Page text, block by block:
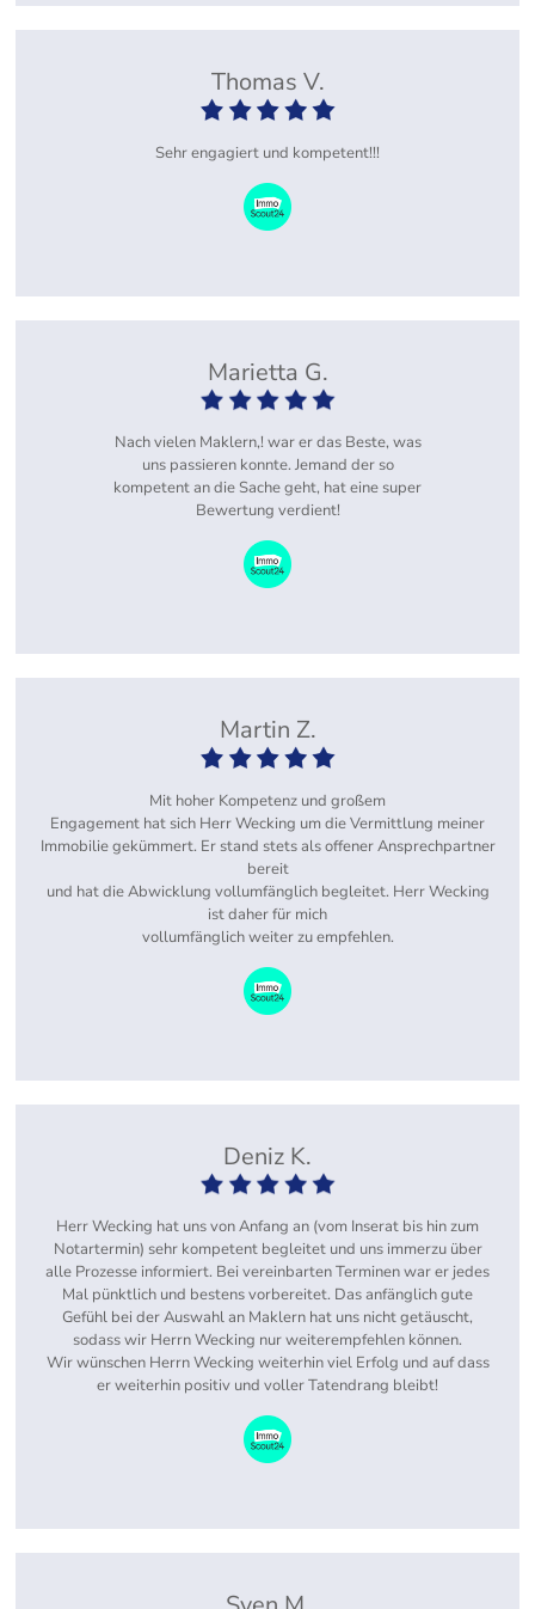
Thomas V.
Sehr engagiert und kompetent!!!
Marietta G.
Nach vielen Maklern,! war er das Beste, was
uns passieren konnte. Jemand der so
kompetent an die Sache geht, hat eine super
Bewertung verdient!
Martin Z.
Mit hoher Kompetenz und großem
Engagement hat sich Herr Wecking um die Vermittlung meiner
Immobilie gekümmert. Er stand stets als offener Ansprechpartner
bereit
und hat die Abwicklung vollumfänglich begleitet. Herr Wecking
ist daher für mich
vollumfänglich weiter zu empfehlen.
Deniz K.
Herr Wecking hat uns von Anfang an (vom Inserat bis hin zum
Notartermin) sehr kompetent begleitet und uns immerzu über
alle Prozesse informiert. Bei vereinbarten Terminen war er jedes
Mal pünktlich und bestens vorbereitet. Das anfänglich gute
Gefühl bei der Auswahl an Maklern hat uns nicht getäuscht,
sodass wir Herrn Wecking nur weiterempfehlen können.
Wir wünschen Herrn Wecking weiterhin viel Erfolg und auf dass
er weiterhin positiv und voller Tatendrang bleibt!